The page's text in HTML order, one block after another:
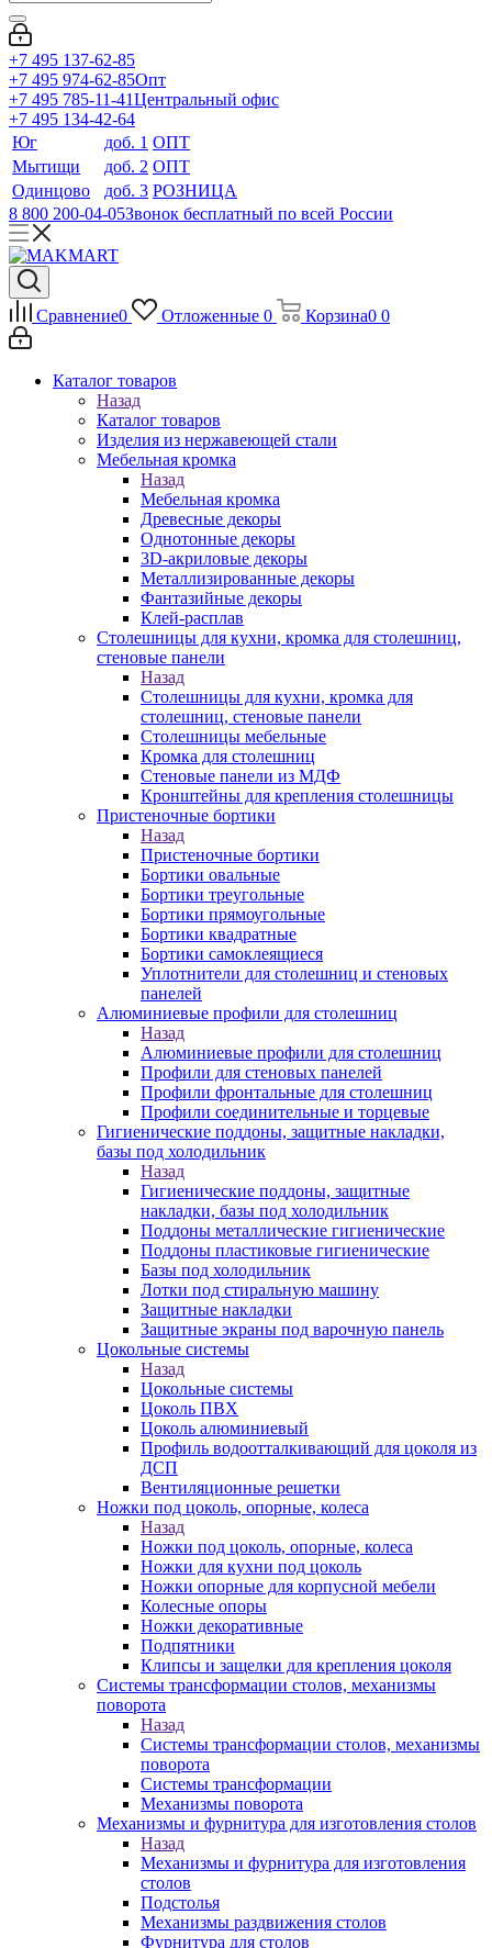
+7 495 137-62-85
+7 495 974-62-85Опт
+7 495 785-11-41Центральный офис
+7 495 134-42-64
Юг
доб. 1 ОПТ
Мытищи
доб. 2 ОПТ
Одинцово
доб. 3 РОЗНИЦА
8 800 200-04-05Звонок бесплатный по всей России
Сравнение0 Отложенные 0 Корзина0 0
Каталог товаров
Назад
Каталог товаров
Изделия из нержавеющей стали
Мебельная кромка
Назад
Мебельная кромка
Древесные декоры
Однотонные декоры
3D-акриловые декоры
Металлизированные декоры
Фантазийные декоры
Клей-расплав
Столешницы для кухни, кромка для столешниц,
стеновые панели
Назад
Столешницы для кухни, кромка для
столешниц, стеновые панели
Столешницы мебельные
Кромка для столешниц
Стеновые панели из МДФ
Кронштейны для крепления столешницы
Пристеночные бортики
Назад
Пристеночные бортики
Бортики овальные
Бортики треугольные
Бортики прямоугольные
Бортики квадратные
Бортики самоклеящиеся
Уплотнители для столешниц и стеновых
панелей
Алюминиевые профили для столешниц
Назад
Алюминиевые профили для столешниц
Профили для стеновых панелей
Профили фронтальные для столешниц
Профили соединительные и торцевые
Гигиенические поддоны, защитные накладки,
базы под холодильник
Назад
Гигиенические поддоны, защитные
накладки, базы под холодильник
Поддоны металлические гигиенические
Поддоны пластиковые гигиенические
Базы под холодильник
Лотки под стиральную машину
Защитные накладки
Защитные экраны под варочную панель
Цокольные системы
Назад
Цокольные системы
Цоколь ПВХ
Цоколь алюминиевый
Профиль водоотталкивающий для цоколя из
ДСП
Вентиляционные решетки
Ножки под цоколь, опорные, колеса
Назад
Ножки под цоколь, опорные, колеса
Ножки для кухни под цоколь
Ножки опорные для корпусной мебели
Колесные опоры
Ножки декоративные
Подпятники
Клипсы и защелки для крепления цоколя
Системы трансформации столов, механизмы
поворота
Назад
Системы трансформации столов, механизмы
поворота
Системы трансформации
Механизмы поворота
Механизмы и фурнитура для изготовления столов
Назад
Механизмы и фурнитура для изготовления
столов
Подстолья
Механизмы раздвижения столов
Фурнитура для столов